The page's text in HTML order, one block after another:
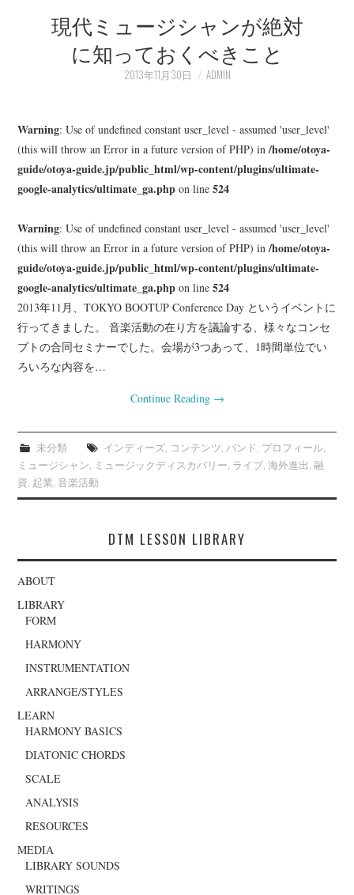
現代ミュージシャンが絶対
に知っておくべきこと
2013年11月30日 ADMIN
Warning: Use of undefined constant user_level - assumed 'user_level'
(this will throw an Error in a future version of PHP) in/home/otoya-
guide/otoya-guide.jp/public_html/wp-content/plugins/ultimate-
google-analytics/ultimate_ga.php on line524
Warning: Use of undefined constant user_level - assumed 'user_level'
(this will throw an Error in a future version of PHP) in/home/otoya-
guide/otoya-guide.jp/public_html/wp-content/plugins/ultimate-
google-analytics/ultimate_ga.php on line524
2013年11月、TOKYO BOOTUP Conference Day というイベントに
行ってきました。 音楽活動の在り方を議論する、様々なコンセ
プトの合同セミナーでした。会場が3つあって、1時間単位でい
ろいろな内容を…
Continue Reading →
未分類 インディーズ, コンテンツ, バンド, プロフィール,
ミュージシャン, ミュージックディスカバリー, ライブ,海外進出,融
資, 起業,音楽活動
DTM LESSON LIBRARY
ABOUT
LIBRARY
FORM
HARMONY
INSTRUMENTATION
ARRANGE/STYLES
LEARN
HARMONY BASICS
DIATONIC CHORDS
SCALE
ANALYSIS
RESOURCES
MEDIA
LIBRARY SOUNDS
WRITINGS